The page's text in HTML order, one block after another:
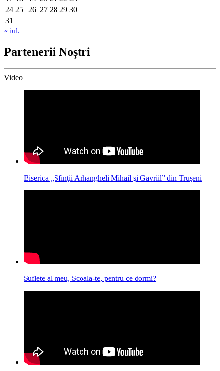
24 25 26 27 28 29 30
31
« iul.
Partenerii Noștri
Video
Biserica „Sfinţii Arhangheli Mihail şi Gavriil” din Truşeni
Suflete al meu, Scoala-te, pentru ce dormi?